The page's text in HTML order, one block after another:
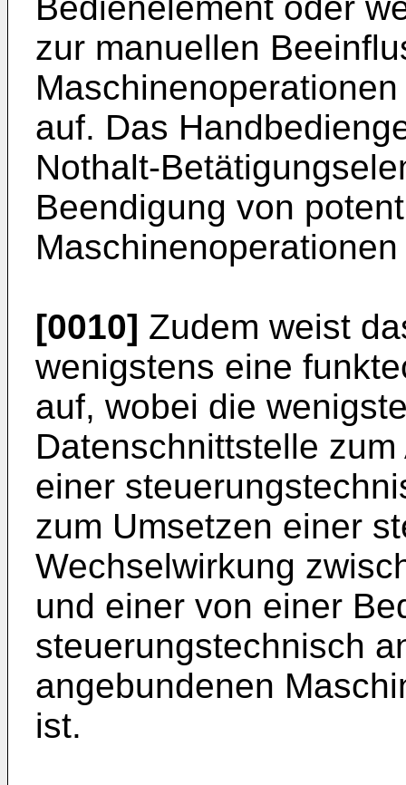
zur manuellen
auf. Das
Nothalt-
Beendigung von
[0010] Zudem weist
wenigstens eine
auf, wobei die
Datenschnittstelle
einer
zum Umsetzen einer
Wechselwirkung
und einer von einer
steuerungstechnisch
angebundenen
ist.